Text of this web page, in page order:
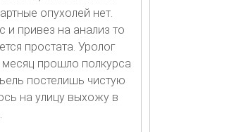
опухолей нет.
и привез на анализ то
простата. Уролог
прошло полкурса
постелишь чистую
на улицу выхожу в